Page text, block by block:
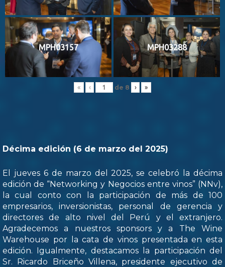
MPH03157 MPH03288
« ‹ de 8 › »
Décima edición (6 de marzo del 2025)
El jueves 6 de marzo del 2025, se celebró la décima
edición de “Networking y Negocios entre vinos” (NNv),
la cual conto con la participación de más de 100
empresarios, inversionistas, personal de gerencia y
directores de alto nivel del Perú y el extranjero.
Agradecemos a nuestros sponsors y a The Wine
Warehouse por la cata de vinos presentada en esta
edición. Igualmente, destacamos la participación del
Sr. Ricardo Briceño Villena, presidente ejecutivo de